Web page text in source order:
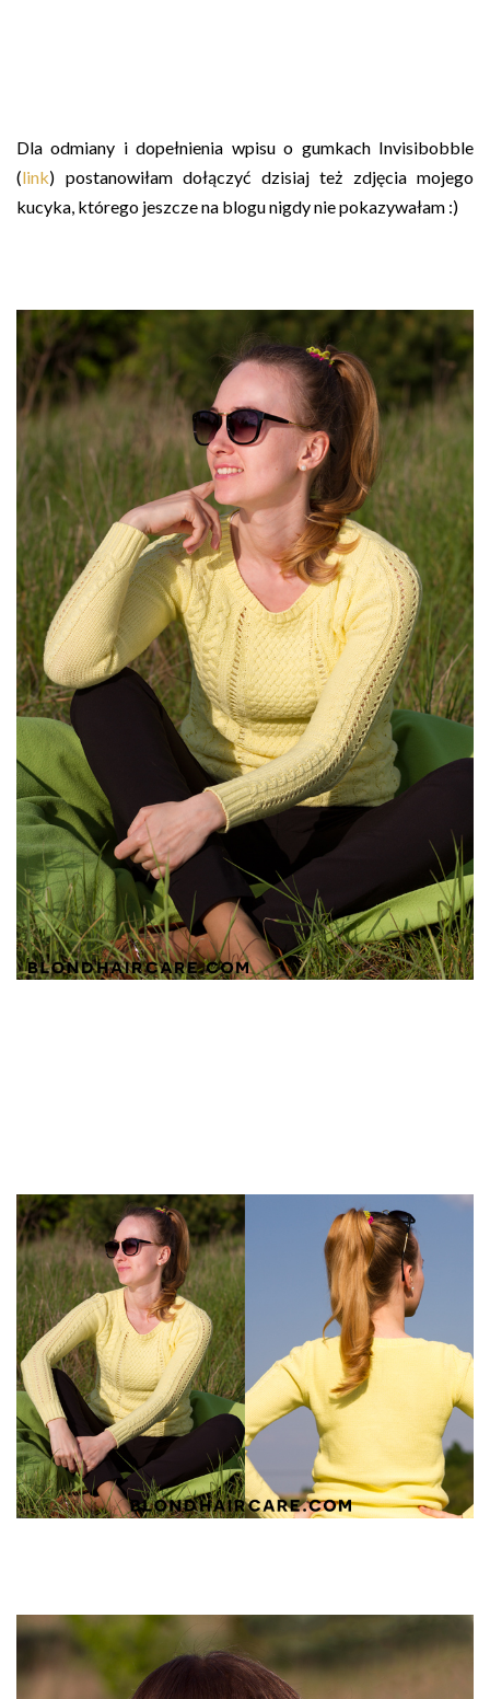
Dla odmiany i dopełnienia wpisu o gumkach Invisibobble
(link) postanowiłam dołączyć dzisiaj też zdjęcia mojego
kucyka, którego jeszcze na blogu nigdy nie pokazywałam :)